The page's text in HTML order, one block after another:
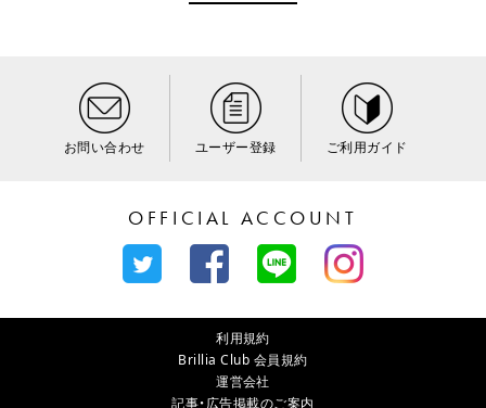
お問い合わせ ユーザー登録 ご利用ガイド
OFFICIAL ACCOUNT
利用規約
Brillia Club 会員規約
運営会社
記事・広告掲載のご案内